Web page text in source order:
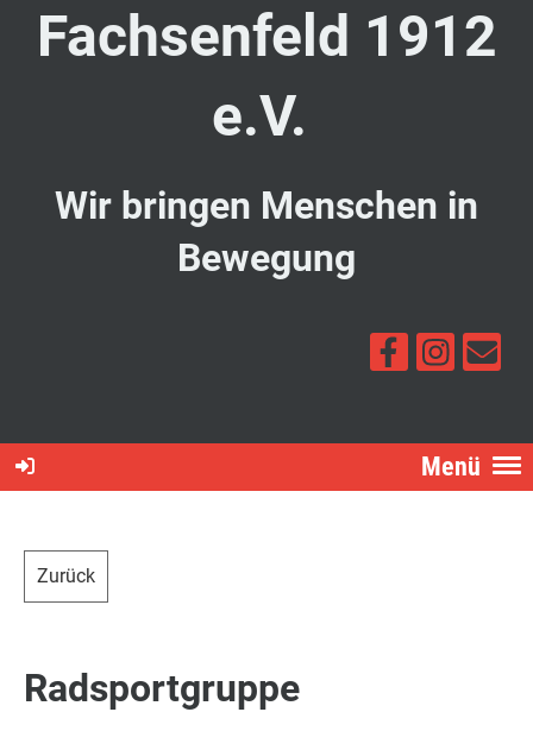
Fachsenfeld 1912
e.V.
Wir bringen Menschen in
Bewegung
Menü
Zurück
Radsportgruppe